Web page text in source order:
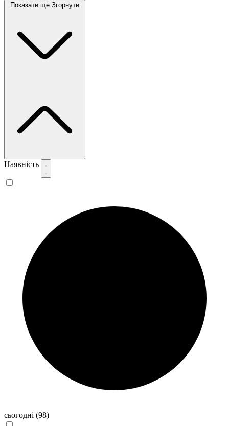
Показати ще Згорнути
Наявність
сьогодні (98)